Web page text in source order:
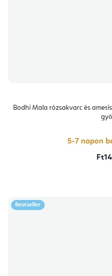
Bodhi Mala rózsakvarc és
5-7 napon
Bestseller